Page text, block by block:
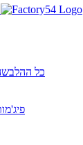
כל